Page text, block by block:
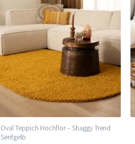
Oval Teppich Hochflor – Shaggy Trend
Senfgelb